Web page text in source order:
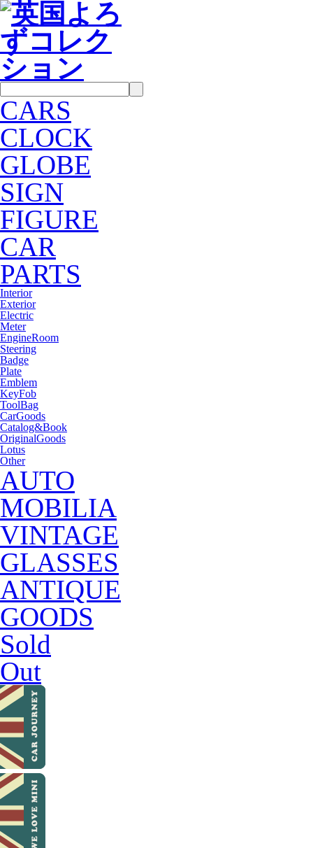
CARS
CLOCK
GLOBE
SIGN
FIGURE
CAR
PARTS
Interior
Exterior
Electric
Meter
EngineRoom
Steering
Badge
Plate
Emblem
KeyFob
ToolBag
CarGoods
Catalog&Book
OriginalGoods
Lotus
Other
AUTO
MOBILIA
VINTAGE
GLASSES
ANTIQUE
GOODS
Sold
Out